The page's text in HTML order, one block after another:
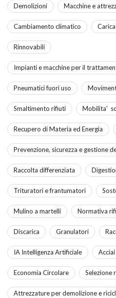
Demolizioni Macchine e
Cambiamento climatico
Rinnovabili
Impianti e macchine per il
Pneumatici fuori uso
Smaltimento rifiuti Mobilita'
Recupero di Materia ed Energia
Prevenzione, sicurezza e gestione
Raccolta differenziata
Trituratori e frantumatori
Mulino a martelli Normativa
Discarica Granulatori
IA Intelligenza Artificiale
Economia Circolare Selezione
Attrezzature per demolizione e